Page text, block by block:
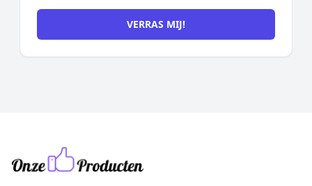
VERRAS MIJ!